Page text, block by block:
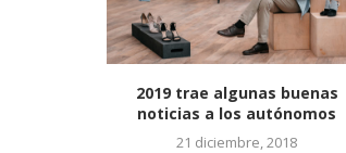
2019 trae algunas buenas
noticias a los autónomos
21 diciembre, 2018